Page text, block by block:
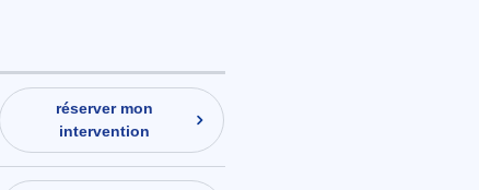
réserver mon
intervention